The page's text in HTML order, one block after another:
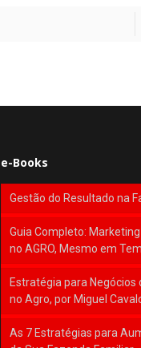
e-Books
Gestão do Resultado na
Guia Completo:
no AGRO, Mesmo em
Estratégia para Negócios
no Agro, por Miguel
As 7 Estratégias para